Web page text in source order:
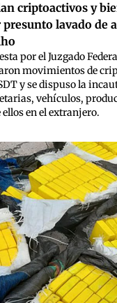
criptoactivos y
lavado de
por el Juzgado
movimientos de
y se dispuso la
vehículos,
en el extranjero.